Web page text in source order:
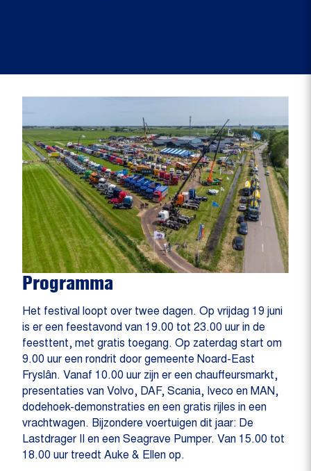
Programma
Het festival loopt over twee dagen. Op vrijdag 19 juni
is er een feestavond van 19.00 tot 23.00 uur in de
feesttent, met gratis toegang. Op zaterdag start om
9.00 uur een rondrit door gemeente Noard-East
Fryslân. Vanaf 10.00 uur zijn er een chauffeursmarkt,
presentaties van Volvo, DAF, Scania, Iveco en MAN,
dodehoek-demonstraties en een gratis rijles in een
vrachtwagen. Bijzondere voertuigen dit jaar: De
Lastdrager II en een Seagrave Pumper. Van 15.00 tot
18.00 uur treedt Auke & Ellen op.